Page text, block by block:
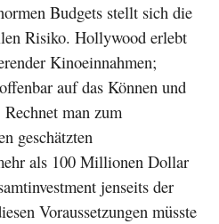
Budgets stellt sich die
Risiko. Hollywood erlebt
Kinoeinnahmen;
offenbar auf das Können und
Rechnet man zum
geschätzten
als 100 Millionen Dollar
jenseits der
Voraussetzungen müsste